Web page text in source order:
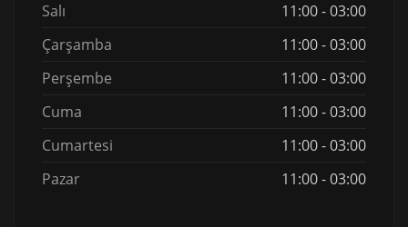
Salı
11:00 - 03:00
Çarşamba
11:00 - 03:00
Perşembe
11:00 - 03:00
Cuma
11:00 - 03:00
Cumartesi
11:00 - 03:00
Pazar
11:00 - 03:00